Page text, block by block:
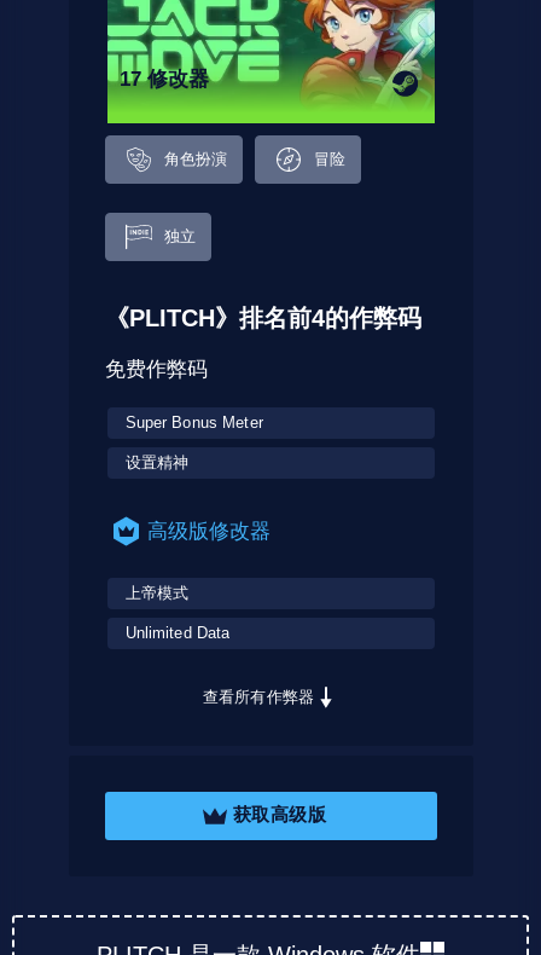
17 修改器
角色扮演 冒险
独立
《PLITCH》排名前4的作弊码
免费作弊码
Super Bonus Meter
设置精神
高级版修改器
上帝模式
Unlimited Data
查看所有作弊器
获取高级版